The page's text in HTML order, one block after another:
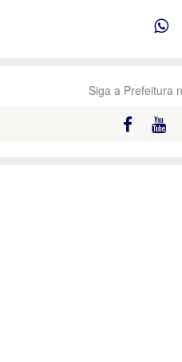
Siga a Prefeitura